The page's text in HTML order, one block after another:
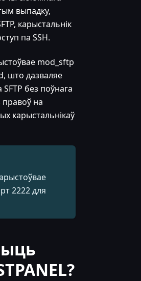
выпадку,
карыстальнік
па SSH.
mod_sftp
што дазваляе
без поўнага
правоў на
карыстальнікаў
2222 для